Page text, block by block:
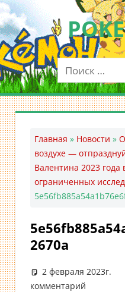
Перейти
к
содержимому
Мобильное
приложение
для
ловли
Главная » Новости »
воздухе —
Валентина 2023 года
ограниченных
2670a
2 февраля 2023г.
комментарий